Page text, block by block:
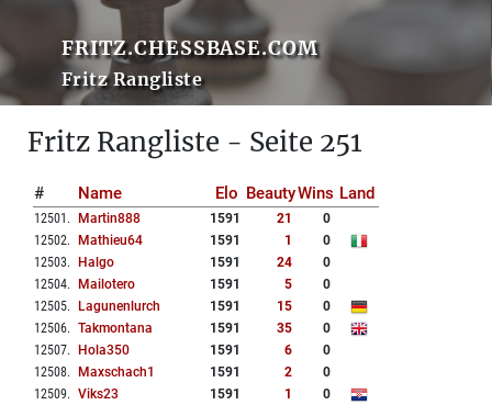
FRITZ.CHESSBASE.COM
Fritz Rangliste
Fritz Rangliste - Seite 251
# Name Elo BeautyWins Land
12501 . Martin888 1591 21
0
12502. Mathieu64 1591 1
0
12503. Halgo 1591 24
0
12504. Mailotero 1591 5
0
12505. Lagunenlurch 1591 15
0
12506. Takmontana 1591 35
0
12507. Hola350 1591 6
0
12508. Maxschach1 1591 2
0
12509. Viks23 1591 1
0